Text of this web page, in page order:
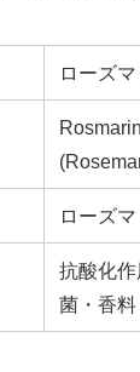
ローズ
ローズ
抗酸化
菌・香料